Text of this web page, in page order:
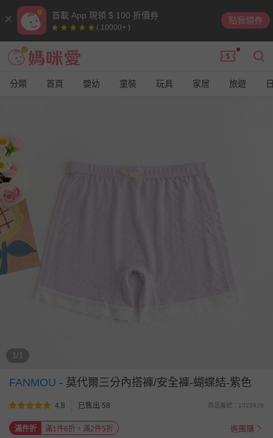
首載 App 現領 $ 100 折價券
( 10000+ )
點我領券
分類 首頁 嬰幼 童裝 玩具 家居 旅遊
1/1
FANMOU - 莫代爾三分內搭褲/安全褲-蝴蝶結-紫色
4.8 已售出 58 商品編號：1023928
滿件折 滿1件6折，滿2件5折 進團購